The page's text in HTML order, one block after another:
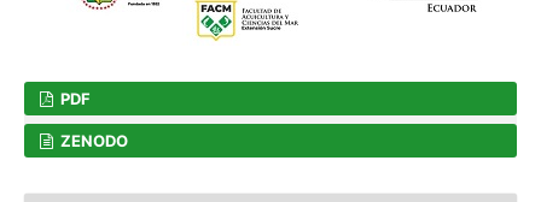
PDF
ZENODO